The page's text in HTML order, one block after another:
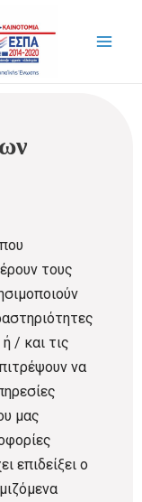
τους
/ και τις
να
μας
επιδείξει ο